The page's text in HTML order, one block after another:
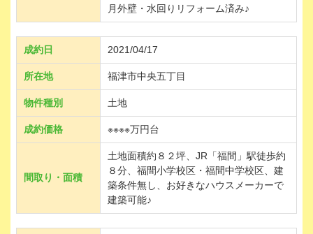
月外壁・水回りリフォーム済み♪
成約日 2021/04/17
所在地 福津市中央五丁目
物件種別 土地
成約価格 ※※※※万円台
間取り・面積
土地面積約８２坪、JR「福間」駅徒歩約
８分、福間小学校区・福間中学校区、建
築条件無し、お好きなハウスメーカーで
建築可能♪